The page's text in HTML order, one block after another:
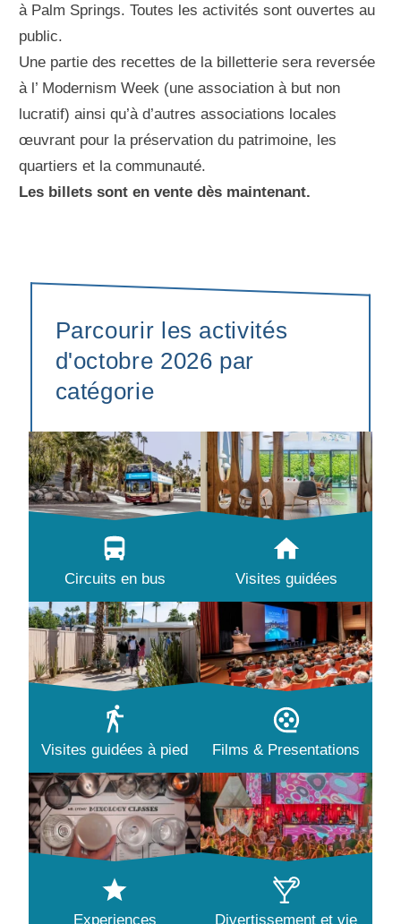
à Palm Springs. Toutes les activités sont ouvertes au
public.
Une partie des recettes de la billetterie sera reversée
à l’ Modernism Week (une association à but non
lucratif) ainsi qu’à d’autres associations locales
œuvrant pour la préservation du patrimoine, les
quartiers et la communauté.
Les billets sont en vente dès maintenant.
Parcourir les activités
d'octobre 2026 par
catégorie
Circuits en bus Visites guidées
Visites guidées à pied Films & Presentations
Experiences
Divertissement et vie